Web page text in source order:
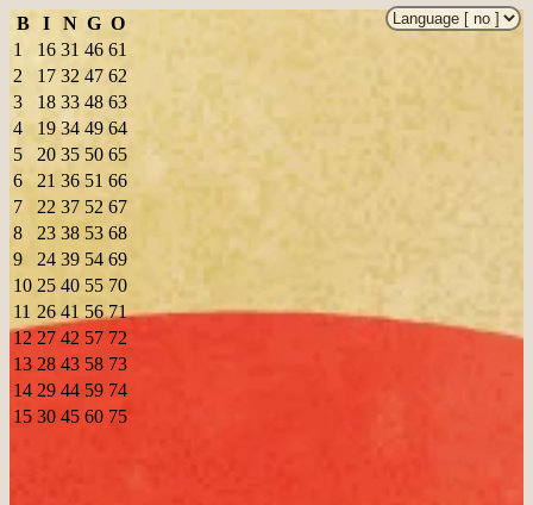
B I N G O
1
16 31 46 61
2
17 32 47 62
3
18 33 48 63
4
19 34 49 64
5
20 35 50 65
6
21 36 51 66
7
22 37 52 67
8
23 38 53 68
9
24 39 54 69
10 25 40 55 70
11 26 41 56 71
12 27 42 57 72
13 28 43 58 73
14 29 44 59 74
15 30 45 60 75